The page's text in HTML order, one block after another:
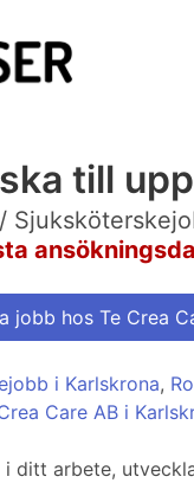
till
jobb hos Te Crea
i Karlskrona,
Care AB i
ditt arbete,